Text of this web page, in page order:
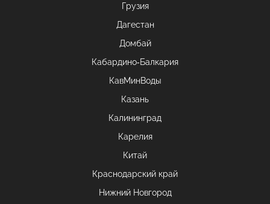
Грузия
Дагестан
Домбай
Кабардино-Балкария
КавМинВоды
Казань
Калининград
Карелия
Китай
Краснодарский край
Нижний Новгород